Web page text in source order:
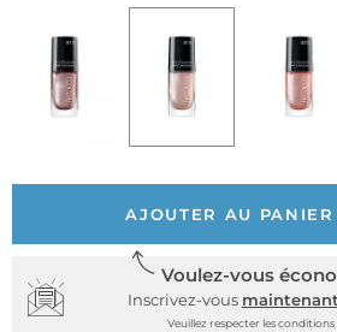
AJOUTER AU PANIER
Voulez-vous
Inscrivez-vous maintenant
Veuillez respecter les